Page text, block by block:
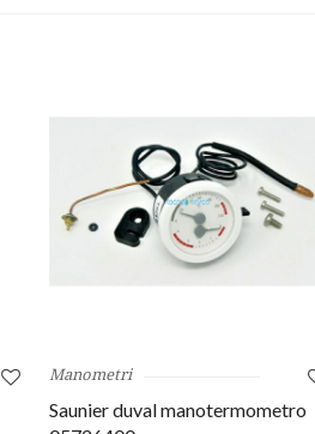
Manometri
Saunier duval manotermometro